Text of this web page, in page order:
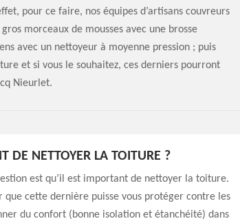
pour ce faire, nos équipes d’artisans couvreurs
morceaux de mousses avec une brosse
avec un nettoyeur à moyenne pression ; puis
et si vous le souhaitez, ces derniers pourront
Nieurlet.
DE NETTOYER LA TOITURE ?
est qu’il est important de nettoyer la toiture.
que cette dernière puisse vous protéger contre les
du confort (bonne isolation et étanchéité) dans